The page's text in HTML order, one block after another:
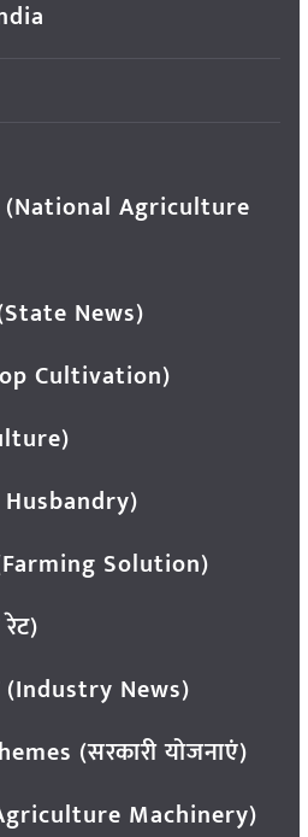
(National Agriculture
News)
Cultivation)
Solution)
(Industry News)
(सरकारी योजनाएं)
Machinery)